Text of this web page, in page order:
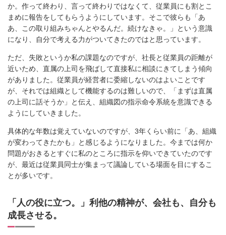
か。作って終わり、言って終わりではなくて、従業員にも割とこ
まめに報告をしてもらうようにしています。そこで彼らも「あ
あ、この取り組みちゃんとやるんだ。続けなきゃ。」という意識
になり、自分で考える力がついてきたのではと思っています。
ただ、失敗というか私の課題なのですが、社長と従業員の距離が
近いため、直属の上司を飛ばして直接私に相談にきてしまう傾向
がありました。従業員が経営者に委縮しないのはよいことです
が、それでは組織として機能するのは難しいので、「まずは直属
の上司に話そうか」と伝え、組織図の指示命令系統を意識できる
ようにしていきました。
具体的な年数は覚えていないのですが、3年くらい前に「あ、組織
が変わってきたかも」と感じるようになりました。今までは何か
問題がおきるとすぐに私のところに指示を仰いできていたのです
が、最近は従業員同士が集まって議論している場面を目にするこ
とが多いです。
「人の役に立つ。」利他の精神が、会社も、自分も
成長させる。